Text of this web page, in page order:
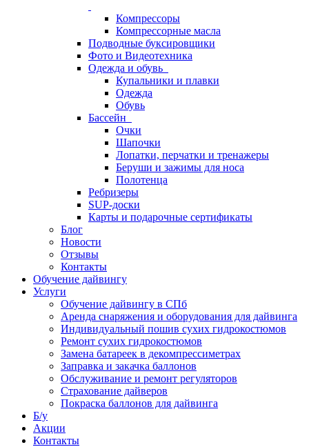
Компрессоры
Компрессорные масла
Подводные буксировщики
Фото и Видеотехника
Одежда и обувь
Купальники и плавки
Одежда
Обувь
Бассейн
Очки
Шапочки
Лопатки, перчатки и тренажеры
Беруши и зажимы для носа
Полотенца
Ребризеры
SUP-доски
Карты и подарочные сертификаты
Блог
Новости
Отзывы
Контакты
Обучение дайвингу
Услуги
Обучение дайвингу в СПб
Аренда снаряжения и оборудования для дайвинга
Индивидуальный пошив сухих гидрокостюмов
Ремонт сухих гидрокостюмов
Замена батареек в декомпрессиметрах
Заправка и закачка баллонов
Обслуживание и ремонт регуляторов
Страхование дайверов
Покраска баллонов для дайвинга
Б/у
Акции
Контакты